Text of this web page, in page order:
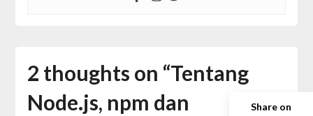
2 thoughts on “Tentang
Node.js, npm dan
Share on